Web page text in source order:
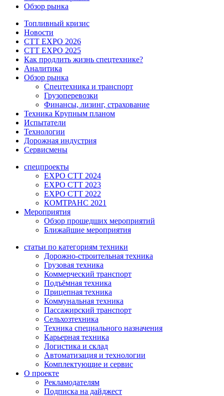
Обзор рынка
Топливный кризис
Новости
CTT EXPO 2026
CTT EXPO 2025
Как продлить жизнь спецтехнике?
Аналитика
Обзор рынка
Спецтехника и транспорт
Грузоперевозки
Финансы, лизинг, страхование
Техника Крупным планом
Испытатели
Технологии
Дорожная индустрия
Сервисмены
спецпроекты
EXPO CTT 2024
EXPO CTT 2023
EXPO CTT 2022
КОМТРАНС 2021
Мероприятия
Обзор прошедших мероприятий
Ближайшие мероприятия
статьи по категориям техники
Дорожно-строительная техника
Грузовая техника
Коммерческий транспорт
Подъёмная техника
Прицепная техника
Коммунальная техника
Пассажирский транспорт
Сельхозтехника
Техника специального назначения
Карьерная техника
Логистика и склад
Автоматизация и технологии
Комплектующие и сервис
О проекте
Рекламодателям
Подписка на дайджест